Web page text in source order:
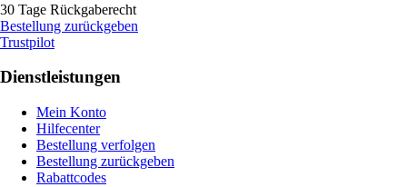
30 Tage Rückgaberecht
Bestellung zurückgeben
Trustpilot
Dienstleistungen
Mein Konto
Hilfecenter
Bestellung verfolgen
Bestellung zurückgeben
Rabattcodes